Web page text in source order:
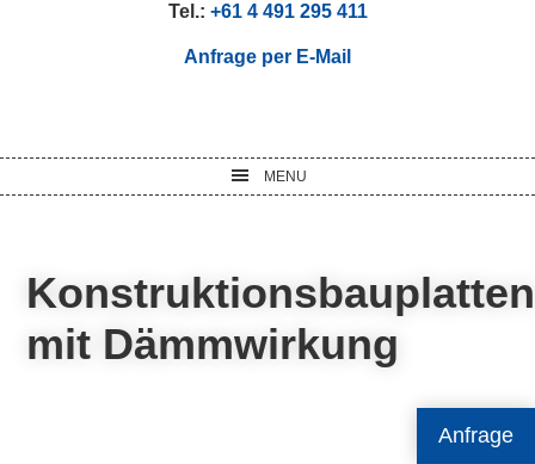
Anfrage
Tel.: +61 4 491 295 411
Anfrage per E-Mail
MENU
Konstruktionsbauplatten
mit Dämmwirkung